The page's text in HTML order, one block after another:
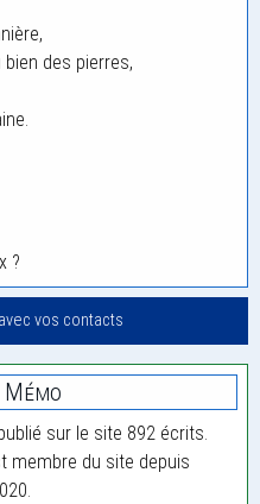
bien des pierres,
?
vos contacts
sur le site 892 écrits.
membre du site depuis